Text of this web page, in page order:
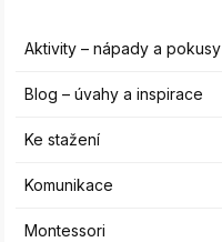
Aktivity – nápady a pokusy
Blog – úvahy a inspirace
Ke stažení
Komunikace
Montessori